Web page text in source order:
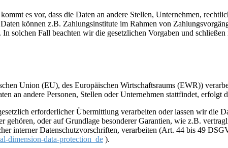
es vor, dass die Daten an andere Stellen, Unternehmen,
können z.B. Zahlungsinstitute im Rahmen von
solchen Fall beachten wir die gesetzlichen Vorgaben und
Union (EU), des Europäischen Wirtschaftsraums (EWR))
an andere Personen, Stellen oder Unternehmen stattfindet, erfolgt
erforderlicher Übermittlung verarbeiten oder lassen wir die
gehören, oder auf Grundlage besonderer Garantien, wie z.B.
interner Datenschutzvorschriften, verarbeiten (Art. 44 bis 49
dimension-data-protection_de ).